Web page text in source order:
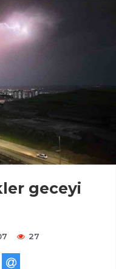
geceyi
27